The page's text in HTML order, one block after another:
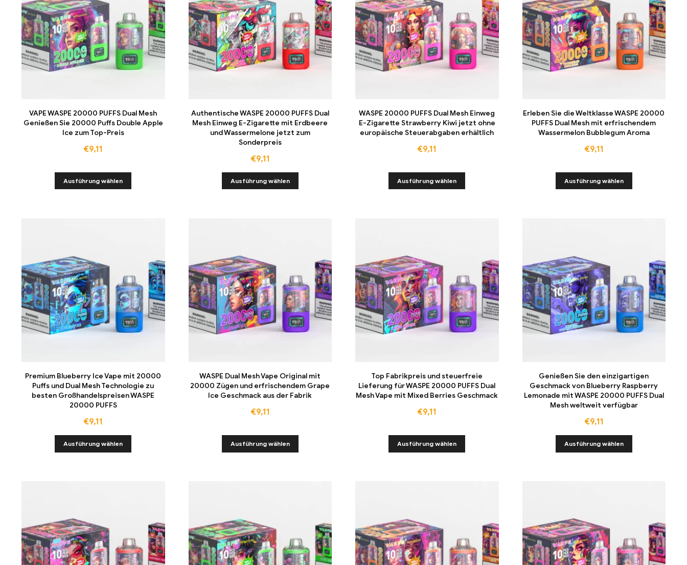
VAPE WASPE 20000 PUFFS Dual Mesh
Genießen Sie 20000 Puffs Double Apple
Ice zum Top-Preis
€9,11
Ausführung wählen
Authentische WASPE 20000 PUFFS Dual
Mesh Einweg E-Zigarette mit Erdbeere
und Wassermelone jetzt zum
Sonderpreis
€9,11
Ausführung wählen
WASPE 20000 PUFFS Dual Mesh Einweg
E-Zigarette Strawberry Kiwi jetzt ohne
europäische Steuerabgaben erhältlich
€9,11
Ausführung wählen
Erleben Sie die Weltklasse WASPE 20000
PUFFS Dual Mesh mit erfrischendem
Wassermelon Bubblegum Aroma
€9,11
Ausführung wählen
Premium Blueberry Ice Vape mit 20000
Puffs und Dual Mesh Technologie zu
besten Großhandelspreisen WASPE
20000 PUFFS
€9,11
Ausführung wählen
WASPE Dual Mesh Vape Original mit
20000 Zügen und erfrischendem Grape
Ice Geschmack aus der Fabrik
€9,11
Ausführung wählen
Top Fabrikpreis und steuerfreie
Lieferung für WASPE 20000 PUFFS Dual
Mesh Vape mit Mixed Berries Geschmack
€9,11
Ausführung wählen
Genießen Sie den einzigartigen
Geschmack von Blueberry Raspberry
Lemonade mit WASPE 20000 PUFFS Dual
Mesh weltweit verfügbar
€9,11
Ausführung wählen